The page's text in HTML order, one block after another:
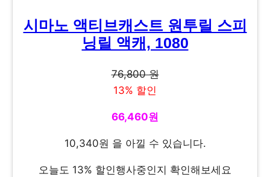
시마노 액티브캐스트 원투릴 스피
닝릴 액캐, 1080
76,800 원
13% 할인
66,460원
10,340원 을 아낄 수 있습니다.
오늘도 13% 할인행사중인지 확인해보세요